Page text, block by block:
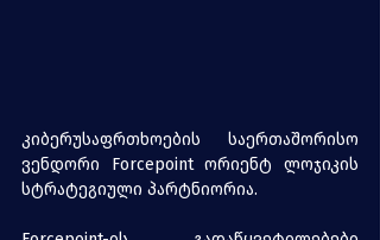
კიბერუსაფრთხოების საერთაშორისო
ვენდორი Forcepoint ორიენტ ლოჯიკის
სტრატეგიული პარტნიორია.